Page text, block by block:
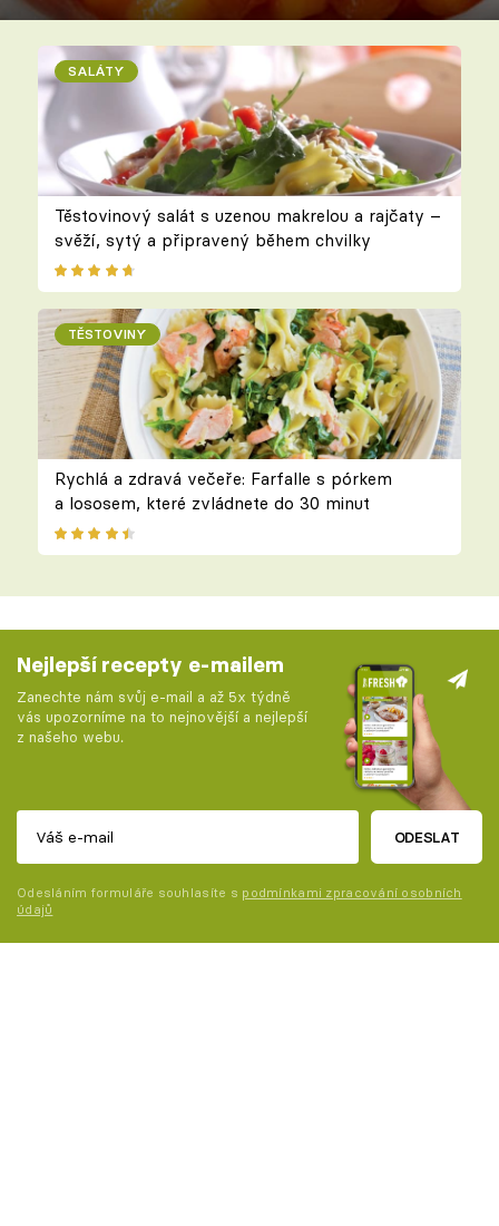
SALÁTY
Těstovinový salát s uzenou makrelou a rajčaty –
svěží, sytý a připravený během chvilky
TĚSTOVINY
Rychlá a zdravá večeře: Farfalle s pórkem
a lososem, které zvládnete do 30 minut
Nejlepší recepty e-mailem
Zanechte nám svůj e-mail a až 5x týdně
vás upozorníme na to nejnovější a nejlepší
z našeho webu.
ODESLAT
Odesláním formuláře souhlasíte s podmínkami zpracování osobních
údajů